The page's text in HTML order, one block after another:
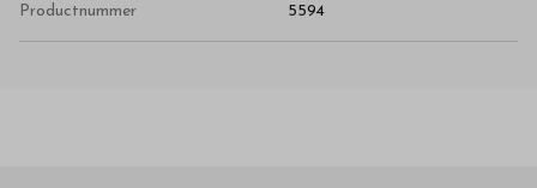
Productnummer 5594